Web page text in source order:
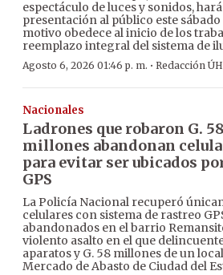
espectáculo de luces y sonidos,
presentación al público este sábado
motivo obedece al inicio de los
reemplazo integral del sistema de
Agosto 6, 2026 01:46 p. m. · Redacción ÚH
Nacionales
Ladrones que robaron G. 58
millones abandonan
para evitar ser ubicados
GPS
La Policía Nacional recuperó
celulares con sistema de rastreo
abandonados en el barrio
violento asalto en el que
aparatos y G. 58 millones de un
Mercado de Abasto de Ciudad del